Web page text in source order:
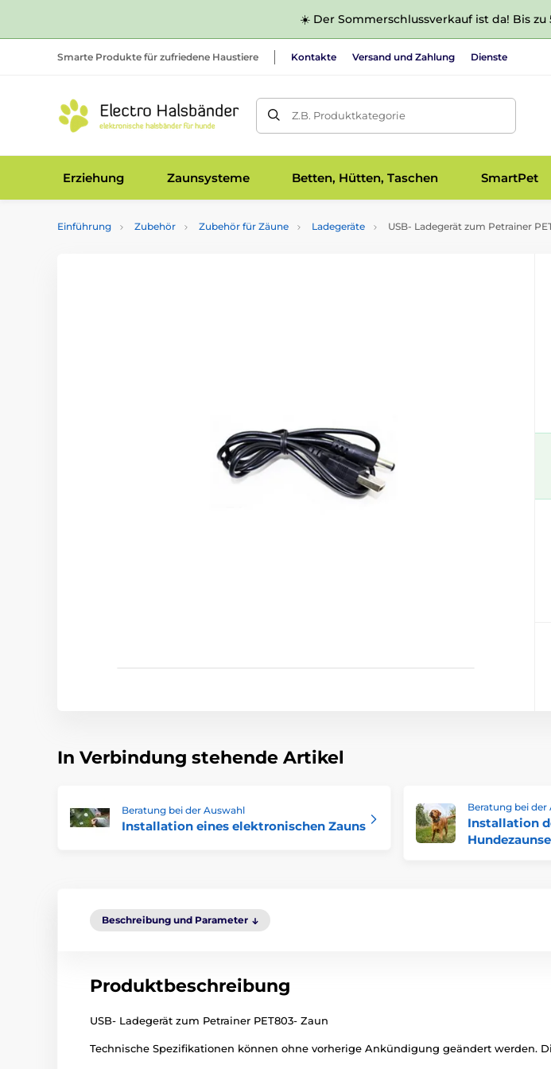
☀️ Der Sommerschlussverkauf ist da! Bis zu
Smarte Produkte für zufriedene Haustiere Kontakte Versand und Zahlung Dienste
Z.B. Produktkategorie
Erziehung Zaunsysteme Betten, Hütten, Taschen SmartPet
Einführung Zubehör Zubehör für Zäune Ladegeräte USB- Ladegerät zum Petrainer
In Verbindung stehende Artikel
Beratung bei der Auswahl
Installation eines elektronischen Zauns
Beratung bei der
Installation
Beschreibung und Parameter
Produktbeschreibung
USB- Ladegerät zum Petrainer PET803- Zaun
Technische Spezifikationen können ohne vorherige Ankündigung geändert werden.